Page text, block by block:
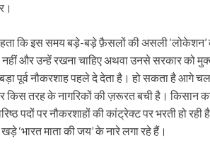
कि इस समय बड़े-बड़े फ़ैसलों की असली ‘लोकेशन’
और उन्हें रखना चाहिए अथवा उनसे सरकार को
पूर्व नौकरशाह पहले दे देता है। हो सकता है आगे
तरह के नागरिकों की ज़रूरत बची है। किसान
पदों पर नौकरशाहों की कांट्रेक्ट पर भरती हो
‘भारत माता की जय’ के नारे लगा रहे हैं।